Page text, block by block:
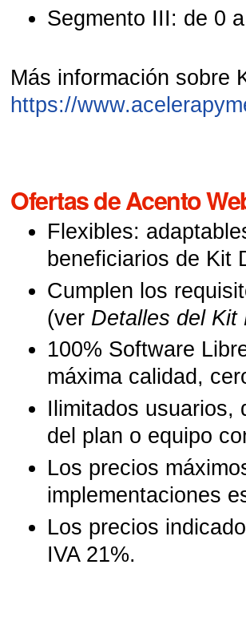
Segmento III: de 0
Más información sobre
https://
Ofertas de Acento
Flexibles:
beneficiarios de Kit
Cumplen los
(ver Detalles del Kit
100% Software
máxima calidad,
Ilimitados usuarios,
del plan o equipo
Los precios
implementaciones
Los precios
IVA 21%.